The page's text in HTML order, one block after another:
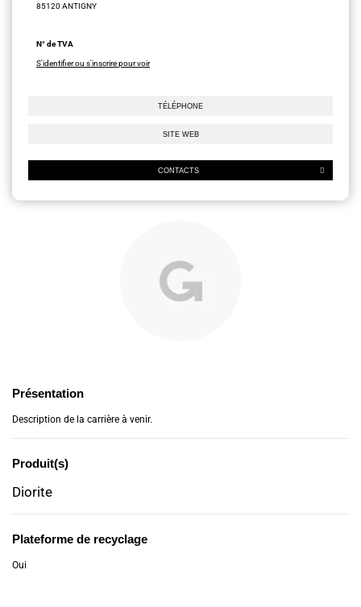
85120 ANTIGNY
N° de TVA
S'identifier ou s'inscrire pour voir
TÉLÉPHONE
SITE WEB
CONTACTS
Présentation
Description de la carrière à venir.
Produit(s)
Diorite
Plateforme de recyclage
Oui